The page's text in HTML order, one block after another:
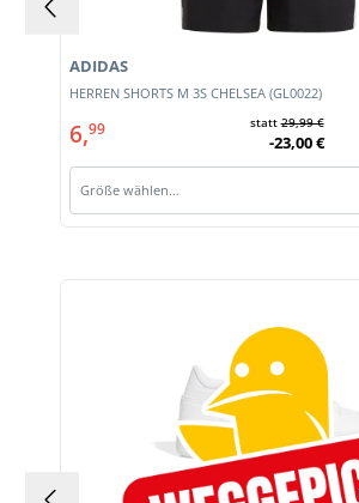
HERREN SHORTS M 3S CHELSEA (GL0022)
ADIDAS
6,99 statt29,99 €
-23,00 €
Größe wählen…